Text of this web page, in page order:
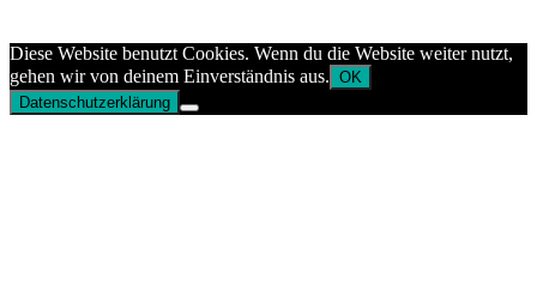
Diese Website benutzt Cookies. Wenn du die Website weiter nutzt,
gehen wir von deinem Einverständnis aus. OK
Datenschutzerklärung